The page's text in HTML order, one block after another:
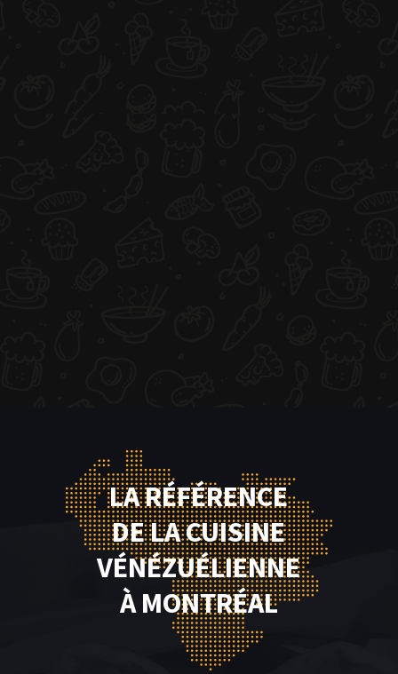
LA RÉFÉRENCE
DE LA CUISINE
VÉNÉZUÉLIENNE
À MONTRÉAL